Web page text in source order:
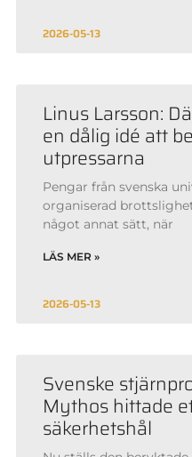
2026-05-13
Linus Larsson:
en dålig idé att
utpressarna
Pengar från svenska
organiserad
något annat sätt, när
LÄS MER »
2026-05-13
Svenske
Mythos hittade
säkerhetshål